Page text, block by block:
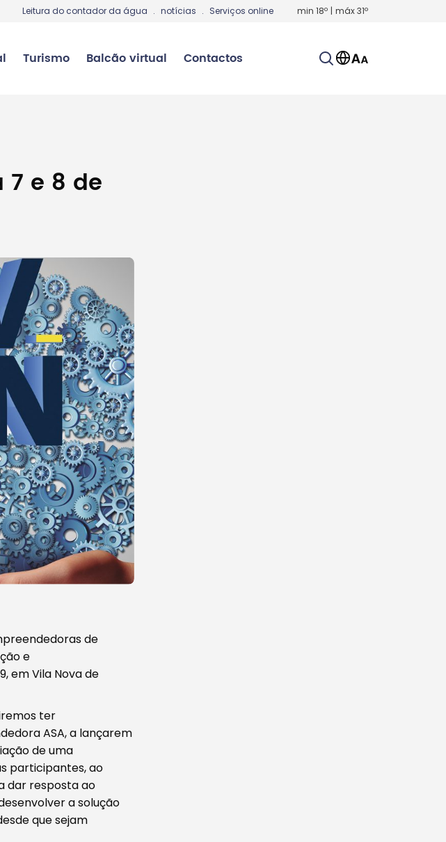
Leitura do contador da água . notícias . Serviços online min 18º | máx31º
Turismo Balcão virtual Contactos
7 e 8 de
de
e
em Vila Nova de
ter
ASA, a lançarem
de uma
participantes, ao
dar resposta ao
a solução
que sejam